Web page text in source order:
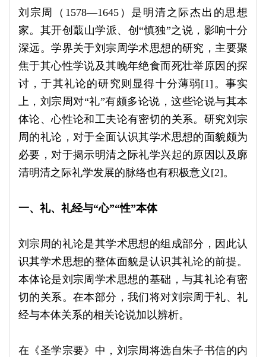
刘宗周（1578—1645）是明清之际杰出的思想
家。其开创蕺山学派、创“慎独”之说，影响十分
深远。学界关于刘宗周学术思想的研究，主要聚
焦于其心性学说及其晚年绝食而死壮举原因的探
讨，于其礼论的研究则显得十分薄弱[1]。事实
上，刘宗周对“礼”有颇多论说，这些论说与其本
体论、心性论和工夫论有密切的关系。研究刘宗
周的礼论，对于全面认识其学术思想的面貌颇为
必要，对于揭示明清之际礼学兴起的原因以及廓
清明清之际礼学发展的脉络也有积极意义[2]。
一、礼、礼经与“心”“性”本体
刘宗周的礼论是其学术思想的组成部分，因此认
识其学术思想的整体面貌是认识其礼论的前提。
本体论是刘宗周学术思想的基础，与其礼论有密
切的关系。在本部分，我们将对刘宗周于礼、礼
经与本体关系的相关论说加以辨析。
在《圣学宗要》中，刘宗周将选自朱子书信的内